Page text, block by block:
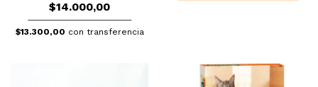
$14.000,00
$13.300,00 con transferencia